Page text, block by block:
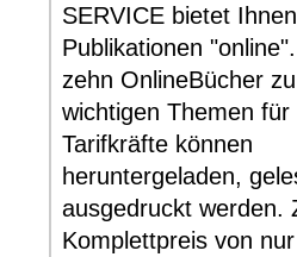
SERVICE bietet
Publikationen
zehn OnlineBücher
wichtigen Themen
Tarifkräfte können
heruntergeladen,
ausgedruckt werden.
Komplettpreis von